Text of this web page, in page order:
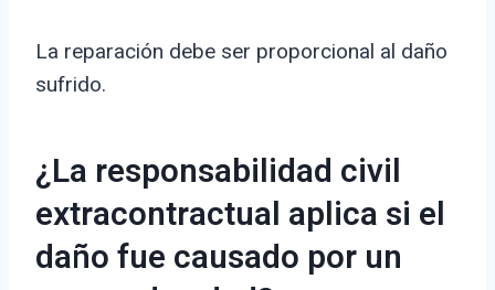
La reparación debe ser proporcional al daño
sufrido.
¿La responsabilidad civil
extracontractual aplica si el
daño fue causado por un